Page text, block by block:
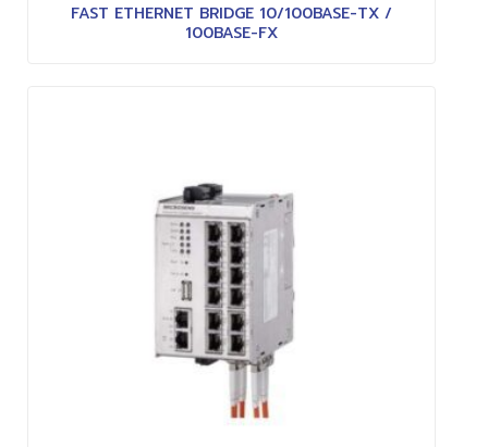
FAST ETHERNET BRIDGE 10/100BASE-TX /
100BASE-FX